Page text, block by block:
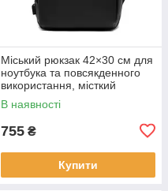
Міський рюкзак 42×30 см для
ноутбука та повсякденного
використання, місткий
чорний KAY
В наявності
755 ₴
Купити